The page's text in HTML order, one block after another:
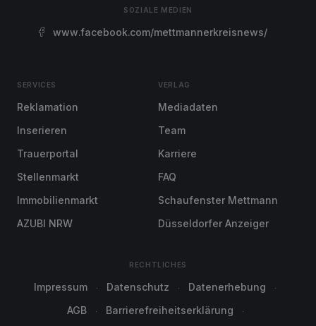
SOZIALE MEDIEN
www.facebook.com/mettmannerkreisnews/
SERVICES
Reklamation
Inserieren
Trauerportal
Stellenmarkt
Immobilienmarkt
AZUBI NRW
VERLAG
Mediadaten
Team
Karriere
FAQ
Schaufenster Mettmann
Düsseldorfer Anzeiger
RECHTLICHES
Impressum Datenschutz
Datenerhebung
AGB
Barrierefreiheitserklärung